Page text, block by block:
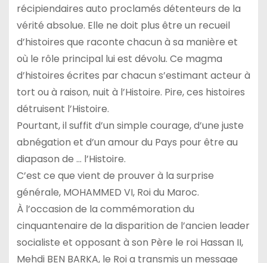
récipiendaires auto proclamés détenteurs de la
vérité absolue. Elle ne doit plus être un recueil
d’histoires que raconte chacun à sa manière et
où le rôle principal lui est dévolu. Ce magma
d’histoires écrites par chacun s’estimant acteur à
tort ou à raison, nuit à l’Histoire. Pire, ces histoires
détruisent l’Histoire.
Pourtant, il suffit d’un simple courage, d’une juste
abnégation et d’un amour du Pays pour être au
diapason de … l’Histoire.
C’est ce que vient de prouver à la surprise
générale, MOHAMMED VI, Roi du Maroc.
À l’occasion de la commémoration du
cinquantenaire de la disparition de l’ancien leader
socialiste et opposant à son Père le roi Hassan II,
Mehdi BEN BARKA, le Roi a transmis un message